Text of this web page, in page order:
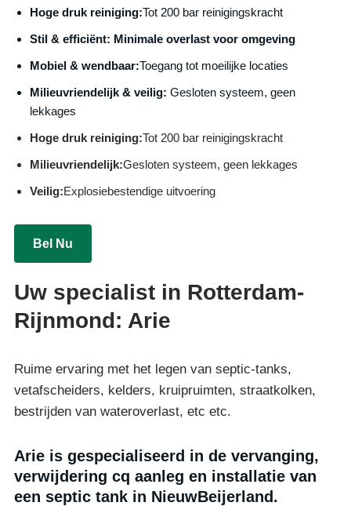
Hoge druk reiniging:Tot 200 bar reinigingskracht
Stil & efficiënt: Minimale overlast voor omgeving
Mobiel & wendbaar:Toegang tot moeilijke locaties
Milieuvriendelijk & veilig: Gesloten systeem, geen
lekkages
Hoge druk reiniging:Tot 200 bar reinigingskracht
Milieuvriendelijk:Gesloten systeem, geen lekkages
Veilig:Explosiebestendige uitvoering
Bel Nu
Uw specialist in Rotterdam-
Rijnmond: Arie
Ruime ervaring met het legen van septic-tanks,
vetafscheiders, kelders, kruipruimten, straatkolken,
bestrijden van wateroverlast, etc etc.
Arie is gespecialiseerd in de vervanging,
verwijdering cq aanleg en installatie van
een septic tank in NieuwBeijerland.